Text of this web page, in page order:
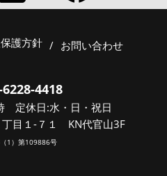
護方針 / お問い合わせ
6228-4418
定休日:水・日・祝日
丁目１-７１ KN代官山3F
1）第109886号